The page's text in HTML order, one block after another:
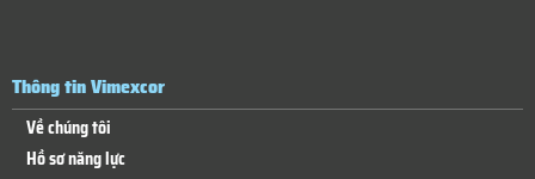
Thông tin Vimexcor
Về chúng tôi
Hồ sơ năng lực